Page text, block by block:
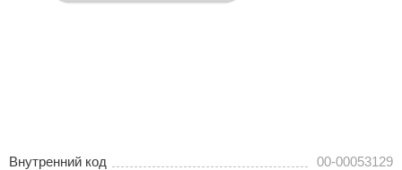
Внутренний код
00-00053129